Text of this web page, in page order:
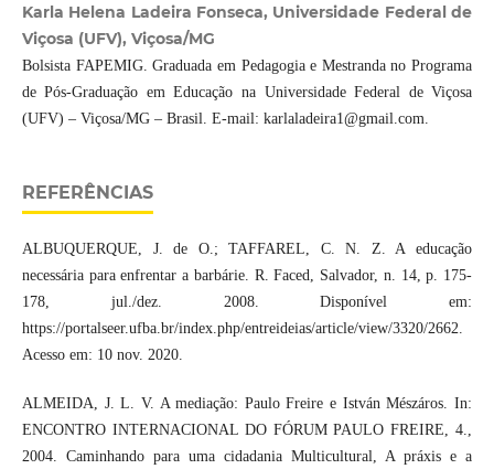
Karla Helena Ladeira Fonseca, Universidade Federal de
Viçosa (UFV), Viçosa/MG
Bolsista FAPEMIG. Graduada em Pedagogia e Mestranda no Programa
de Pós-Graduação em Educação na Universidade Federal de Viçosa
(UFV) – Viçosa/MG – Brasil. E-mail: karlaladeira1@gmail.com.
REFERÊNCIAS
ALBUQUERQUE, J. de O.; TAFFAREL, C. N. Z. A educação
necessária para enfrentar a barbárie. R. Faced, Salvador, n. 14, p. 175-
178, jul./dez. 2008. Disponível em:
https://portalseer.ufba.br/index.php/entreideias/article/view/3320/2662.
Acesso em: 10 nov. 2020.
ALMEIDA, J. L. V. A mediação: Paulo Freire e István Mészáros. In:
ENCONTRO INTERNACIONAL DO FÓRUM PAULO FREIRE, 4.,
2004. Caminhando para uma cidadania Multicultural, A práxis e a